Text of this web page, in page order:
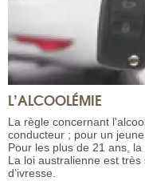
L’ALCOOLÉMIE
La règle concernant
conducteur ; pour un
Pour les plus de 21 ans,
La loi australienne est
d’ivresse.